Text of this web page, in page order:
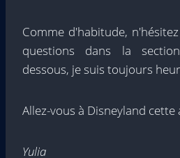
Comme d'habitude,
questions dans la
dessous, je suis toujours
Allez-vous à Disneyland cette
Yulia